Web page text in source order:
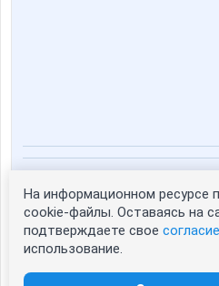
сейчас просматривают портрет - 0
зарегистрированные пользователи
посетившие портрет за 7 дней - 0
На информационном ресурсе
cookie-файлы. Оставаясь на
подтверждаете свое согласие
использование.